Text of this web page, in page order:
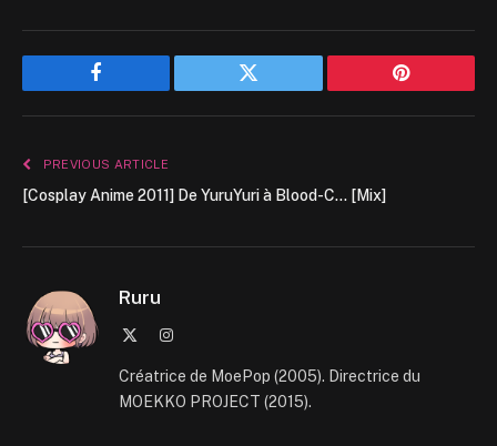
Facebook Twitter Pinterest
PREVIOUS ARTICLE
[Cosplay Anime 2011] De YuruYuri à Blood-C… [Mix]
Ruru
Instagram
Créatrice de MoePop (2005). Directrice du
MOEKKO PROJECT (2015).